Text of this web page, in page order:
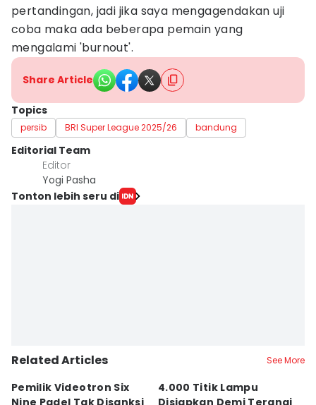
pertandingan, jadi jika saya mengagendakan uji
coba maka ada beberapa pemain yang
mengalami 'burnout'.
Share Article
Topics
persib BRI Super League 2025/26 bandung
Editorial Team
Editor
Yogi Pasha
Tonton lebih seru di
Related Articles See More
Pemilik Videotron Six
Nine Padel Tak Disanksi
4.000 Titik Lampu
Disiapkan Demi Terangi